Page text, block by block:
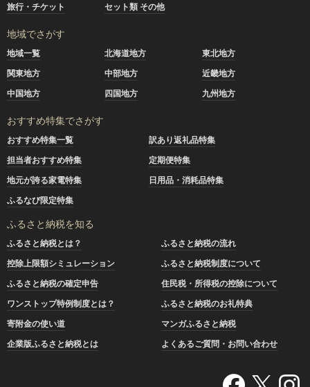
旅行・チケット
セット類 その他
地域でさがす
地域一覧 北海道地方
東北地方
関東地方
中部地方
近畿地方
中国地方
四国地方 九州地方
おすすめ特集でさがす
おすすめ特集一覧
訳あり返礼品特集
担当者おすすめ特集
定期便特集
地元が誇る家電特集
日用品・消耗品特集
ふるなび限定特集
ふるさと納税を知る
ふるさと納税とは？
ふるさと納税の流れ
控除上限額シミュレーション
ふるさと納税制度について
ふるさと納税の確定申告
住民税・所得税の控除について
ワンストップ特例制度とは？
ふるさと納税のお礼特典
寄附金の使い道
マンガふるさと納税
企業版ふるさと納税とは
よくあるご質問・お問い合わせ